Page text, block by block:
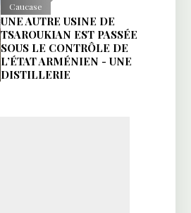
Caucase
UNE AUTRE USINE DE
TSAROUKIAN EST PASSÉE
SOUS LE CONTRÔLE DE
L’ÉTAT ARMÉNIEN - UNE
DISTILLERIE